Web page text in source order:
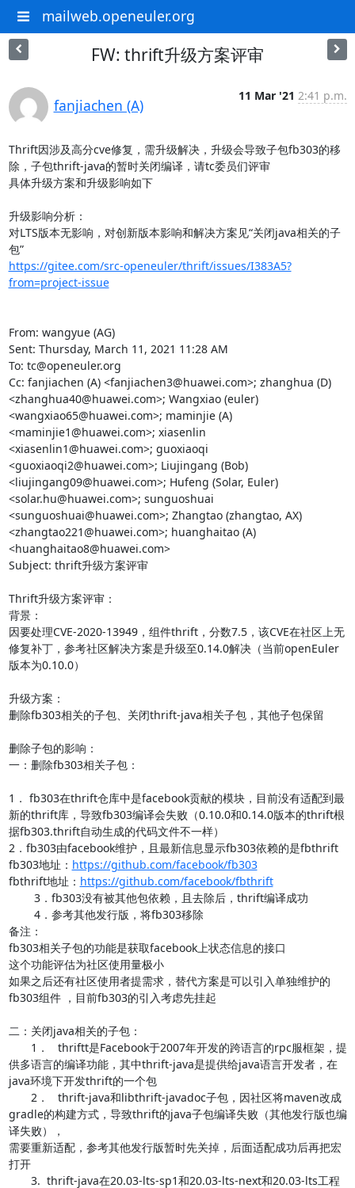
mailweb.openeuler.org
FW: thrift升级方案评审
fanjiachen (A)
11 Mar '21 2:41 p.m.
Thrift因涉及高分cve修复，需升级解决，升级会导致子包fb303的移
除，子包thrift-java的暂时关闭编译，请tc委员们评审
具体升级方案和升级影响如下
升级影响分析：
对LTS版本无影响，对创新版本影响和解决方案见“关闭java相关的子
包”
https://gitee.com/src-openeuler/thrift/issues/I383A5?
from=project-issue
From: wangyue (AG)
Sent: Thursday, March 11, 2021 11:28 AM
To: tc@openeuler.org
Cc: fanjiachen (A) <fanjiachen3@huawei.com>; zhanghua (D)
<zhanghua40@huawei.com>; Wangxiao (euler)
<wangxiao65@huawei.com>; maminjie (A)
<maminjie1@huawei.com>; xiasenlin
<xiasenlin1@huawei.com>; guoxiaoqi
<guoxiaoqi2@huawei.com>; Liujingang (Bob)
<liujingang09@huawei.com>; Hufeng (Solar, Euler)
<solar.hu@huawei.com>; sunguoshuai
<sunguoshuai@huawei.com>; Zhangtao (zhangtao, AX)
<zhangtao221@huawei.com>; huanghaitao (A)
<huanghaitao8@huawei.com>
Subject: thrift升级方案评审
Thrift升级方案评审：
背景：
因要处理CVE-2020-13949，组件thrift，分数7.5，该CVE在社区上无
修复补丁，参考社区解决方案是升级至0.14.0解决（当前openEuler
版本为0.10.0）
升级方案：
删除fb303相关的子包、关闭thrift-java相关子包，其他子包保留
删除子包的影响：
一：删除fb303相关子包：
1． fb303在thrift仓库中是facebook贡献的模块，目前没有适配到最
新的thrift库，导致fb303编译会失败（0.10.0和0.14.0版本的thrift根
据fb303.thrift自动生成的代码文件不一样）
2．fb303由facebook维护，且最新信息显示fb303依赖的是fbthrift
fb303地址： https://github.com/facebook/fb303
fbthrift地址： https://github.com/facebook/fbthrift
备注：
fb303相关子包的功能是获取facebook上状态信息的接口
这个功能评估为社区使用量极小
如果之后还有社区使用者提需求，替代方案是可以引入单独维护的
fb303组件 ，目前fb303的引入考虑先挂起
二：关闭java相关的子包：
供多语言的编译功能，其中thrift-java是提供给java语言开发者，在
java环境下开发thrift的一个包
gradle的构建方式，导致thrift的java子包编译失败（其他发行版也编
译失败），
需要重新适配，参考其他发行版暂时先关掉，后面适配成功后再把宏
打开